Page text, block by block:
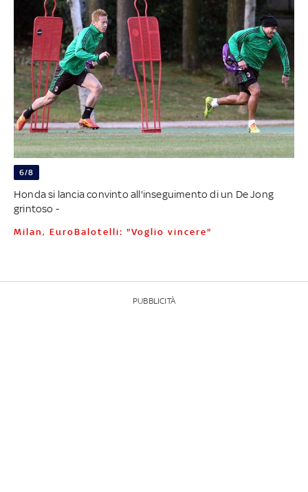
6/8
Honda si lancia convinto all'inseguimento di un De Jong
grintoso -
Milan, EuroBalotelli: "Voglio vincere"
PUBBLICITÀ